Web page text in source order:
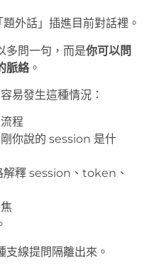
外話」插進目前對話裡。
多問一句，而是你可以問
脈絡。
易發生這種情況：
程
你說的 session 是什
解釋 session、token、
支線提問隔離出來。